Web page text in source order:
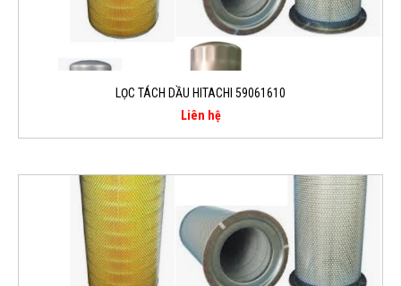
LỌC TÁCH DẦU HITACHI 59061610
Liên hệ